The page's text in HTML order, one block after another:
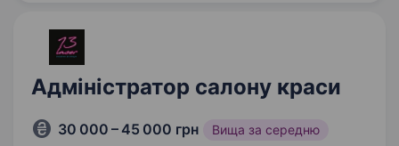
з нами в команді…
Адміністратор салону краси
30 000 – 45 000 грн Вища за середню